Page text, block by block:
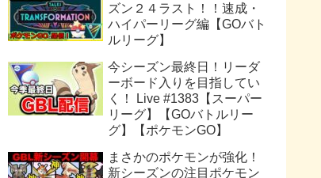
ズン２４ラスト！！速成・
ハイパーリーグ編【GOバト
ルリーグ】
今シーズン最終日！リーダ
ーボード入りを目指してい
く！ Live #1383【スーパー
リーグ】【GOバトルリー
グ】【ポケモンGO】
まさかのポケモンが強化！
新シーズンの注目ポケモン